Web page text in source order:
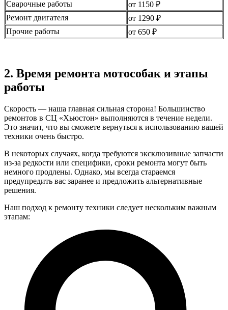
Сварочные работы
от 1150 ₽
Ремонт двигателя
от 1290 ₽
Прочие работы
от 650 ₽
2. Время ремонта мотособак и этапы
работы
Скорость — наша главная сильная сторона! Большинство
ремонтов в СЦ «Хьюстон» выполняются в течение недели.
Это значит, что вы сможете вернуться к использованию вашей
техники очень быстро.
В некоторых случаях, когда требуются эксклюзивные запчасти
из-за редкости или специфики, сроки ремонта могут быть
немного продлены. Однако, мы всегда стараемся
предупредить вас заранее и предложить альтернативные
решения.
Наш подход к ремонту техники следует нескольким важным
этапам: